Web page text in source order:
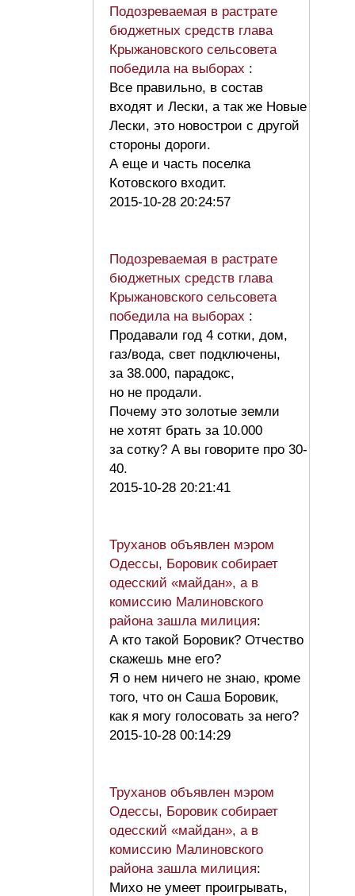
Подозреваемая в растрате
бюджетных средств глава
Крыжановского сельсовета
победила на выборах :
Все правильно, в состав
входят и Лески, а так же Новые
Лески, это новострои с другой
стороны дороги.
А еще и часть поселка
Котовского входит.
2015-10-28 20:24:57
Подозреваемая в растрате
бюджетных средств глава
Крыжановского сельсовета
победила на выборах :
Продавали год 4 сотки, дом,
газ/вода, свет подключены,
за 38.000, парадокс,
но не продали.
Почему это золотые земли
не хотят брать за 10.000
за сотку? А вы говорите про 30-
40.
2015-10-28 20:21:41
Труханов объявлен мэром
Одессы, Боровик собирает
одесский «майдан», а в
комиссию Малиновского
района зашла милиция:
А кто такой Боровик? Отчество
скажешь мне его?
Я о нем ничего не знаю, кроме
того, что он Саша Боровик,
как я могу голосовать за него?
2015-10-28 00:14:29
Труханов объявлен мэром
Одессы, Боровик собирает
одесский «майдан», а в
комиссию Малиновского
района зашла милиция:
Михо не умеет проигрывать,